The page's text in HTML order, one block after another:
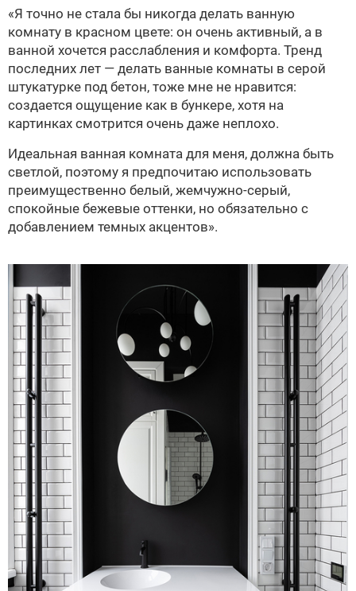
«Я точно не стала бы никогда делать ванную
комнату в красном цвете: он очень активный, а в
ванной хочется расслабления и комфорта. Тренд
последних лет — делать ванные комнаты в серой
штукатурке под бетон, тоже мне не нравится:
создается ощущение как в бункере, хотя на
картинках смотрится очень даже неплохо.
Идеальная ванная комната для меня, должна быть
светлой, поэтому я предпочитаю использовать
преимущественно белый, жемчужно-серый,
спокойные бежевые оттенки, но обязательно с
добавлением темных акцентов».